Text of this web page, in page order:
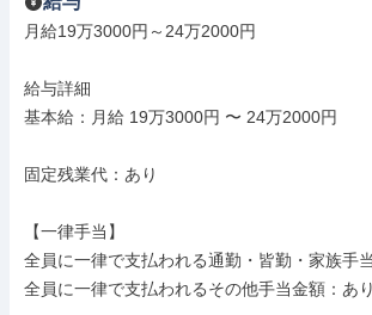
月給19万3000円～24万2000円
給与詳細
基本給：月給 19万3000円 〜 24万2000円
固定残業代：あり
【一律手当】
全員に一律で支払われる通勤・皆勤・家族手
全員に一律で支払われるその他手当金額：あり